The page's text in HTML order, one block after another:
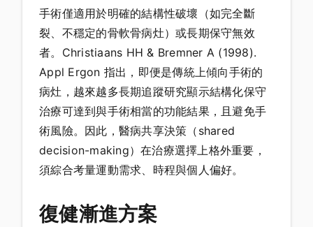
手術僅適用於明確的結構性破壞（如完全斷
裂、不穩定的骨軟骨病灶）或長期保守無效
者。Christiaans HH & Bremner A (1998).
Appl Ergon 指出，即便是傳統上傾向手術的
病灶，越來越多長期追蹤研究顯示結構化保守
治療可達到與手術相當的功能結果，且避免手
術風險。因此，醫病共享決策（shared
decision-making）在治療選擇上格外重要，
須綜合考量運動需求、時程與個人偏好。
復健漸進方案